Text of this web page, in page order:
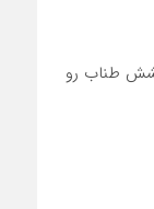
طناب رو